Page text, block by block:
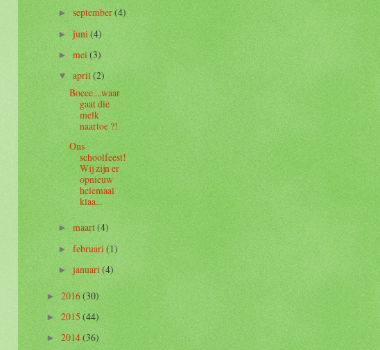
►september(4)
►juni(4)
►mei(3)
▼april(2)
Boeee....waar
gaat die
melk
naartoe ?!
Ons
schoolfeest!
Wij zijn er
opnieuw
helemaal
klaa...
►maart(4)
► februari(1)
►januari(4)
►2016(30)
►2015(44)
►2014(36)